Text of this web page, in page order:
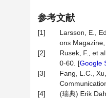
参考文献
[1]
Larsson, E.,
ons
[2]
Rusek, F., et
0-60. [Google
[3]
Fang, L.C.,
[4]
(瑞典) Erik